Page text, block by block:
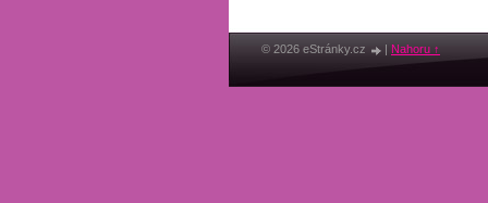
© 2026 eStránky.cz | Nahoru ↑